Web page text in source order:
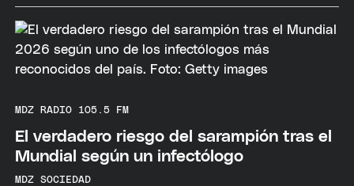
MDZ RADIO 105.5 FM
El verdadero riesgo del sarampión tras el
Mundial según un infectólogo
MDZ SOCIEDAD